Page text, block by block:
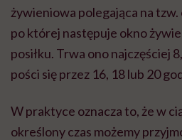
żywieniowa polegająca na
po której następuje okno
posiłku. Trwa ono najczęściej
pości się przez 16, 18 lub 20
W praktyce oznacza to, że w
określony czas możemy